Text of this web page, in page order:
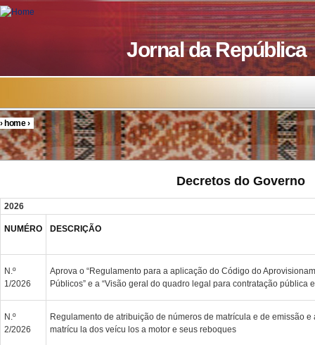
Skip to main content
Jornal da República
You are here
›home›
Decretos do Governo
2026
NUMÉRO DESCRIÇÃO
N.º
1/2026
Aprova o “Regulamento para a aplicação do Código do
Públicos” e a “Visão geral do quadro legal para contratação pública
N.º
2/2026
Regulamento de atribuição de números de matrícula e de emissão e
matrícu la dos veícu los a motor e seus reboques